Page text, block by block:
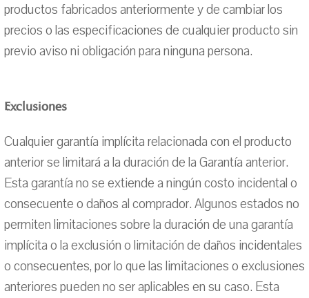
productos fabricados anteriormente y de cambiar los
precios o las especificaciones de cualquier producto sin
previo aviso ni obligación para ninguna persona.
Exclusiones
Cualquier garantía implícita relacionada con el producto
anterior se limitará a la duración de la Garantía anterior.
Esta garantía no se extiende a ningún costo incidental o
consecuente o daños al comprador. Algunos estados no
permiten limitaciones sobre la duración de una garantía
implícita o la exclusión o limitación de daños incidentales
o consecuentes, por lo que las limitaciones o exclusiones
anteriores pueden no ser aplicables en su caso. Esta